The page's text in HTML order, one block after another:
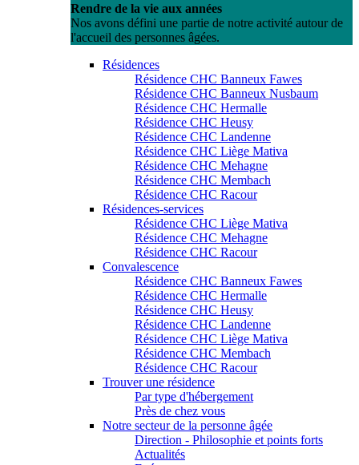
Rendre de la vie aux années
Nos avons défini une partie de notre activité autour de
l'accueil des personnes âgées.
Résidences
Résidence CHC Banneux Fawes
Résidence CHC Banneux Nusbaum
Résidence CHC Hermalle
Résidence CHC Heusy
Résidence CHC Landenne
Résidence CHC Liège Mativa
Résidence CHC Mehagne
Résidence CHC Membach
Résidence CHC Racour
Résidences-services
Résidence CHC Liège Mativa
Résidence CHC Mehagne
Résidence CHC Racour
Convalescence
Résidence CHC Banneux Fawes
Résidence CHC Hermalle
Résidence CHC Heusy
Résidence CHC Landenne
Résidence CHC Liège Mativa
Résidence CHC Membach
Résidence CHC Racour
Trouver une résidence
Par type d'hébergement
Près de chez vous
Notre secteur de la personne âgée
Direction - Philosophie et points forts
Actualités